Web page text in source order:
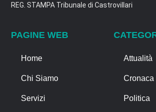
REG. STAMPA Tribunale di Castrovillari
PAGINE WEB
Home
Chi Siamo
Servizi
Attualità
Cronaca
Politica